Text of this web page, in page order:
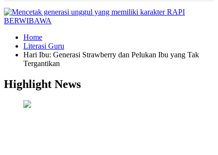
Home
Literasi Guru
Hari Ibu: Generasi Strawberry dan Pelukan Ibu yang Tak
Tergantikan
Highlight News